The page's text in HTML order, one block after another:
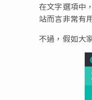
在文字選項中
站而言非常有
不過，假如大